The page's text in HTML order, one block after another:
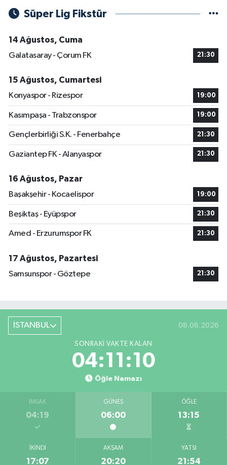
Süper Lig Fikstür
14 Ağustos, Cuma
Galatasaray - Çorum FK
21:30
15 Ağustos, Cumartesi
Konyaspor - Rizespor
19:00
Kasımpaşa - Trabzonspor 19:00
Gençlerbirliği S.K. - Fenerbahçe 21:30
Gaziantep FK - Alanyaspor 21:30
16 Ağustos, Pazar
Başakşehir - Kocaelispor
19:00
Beşiktaş - Eyüpspor 21:30
Amed - Erzurumspor FK 21:30
17 Ağustos, Pazartesi
Samsunspor - Göztepe
21:30
İSTANBUL 08.08.2026
SONRAKI VAKTE KALAN
04:11:09
Öğle Namazı
İMSAK
04:19
GÜNEŞ
06:00
ÖĞLE
13:15
İKINDI
17:07
AKŞAM
20:20
YATSI
21:54